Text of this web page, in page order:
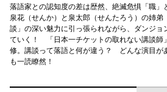
落語家との認知度の差は歴然、絶滅危惧「職」
泉花（せんか）と泉太郎（せんたろう）の姉
談」の深い魅力に引っ張られながら、ダンジョ
ていく！ 「日本一チケットの取れない講談師
修。講談って落語と何が違う？ どんな演目が
も一読瞭然！